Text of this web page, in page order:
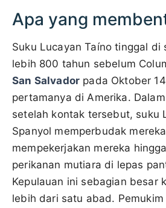
Apa yang
Suku Lucayan Taíno tinggal di
lebih 800 tahun sebelum
San Salvador pada Oktober
pertamanya di Amerika.
setelah kontak tersebut, suku
Spanyol memperbudak
mempekerjakan mereka
perikanan mutiara di lepas
Kepulauan ini sebagian besar
lebih dari satu abad. Pemukim